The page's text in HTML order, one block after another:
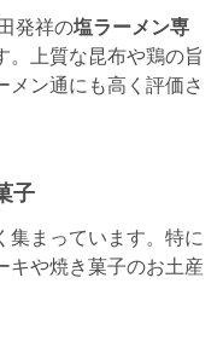
発祥の塩ラーメン専
。上質な昆布や鶏の旨
ン通にも高く評価さ
子
集まっています。特に
キや焼き菓子のお土産